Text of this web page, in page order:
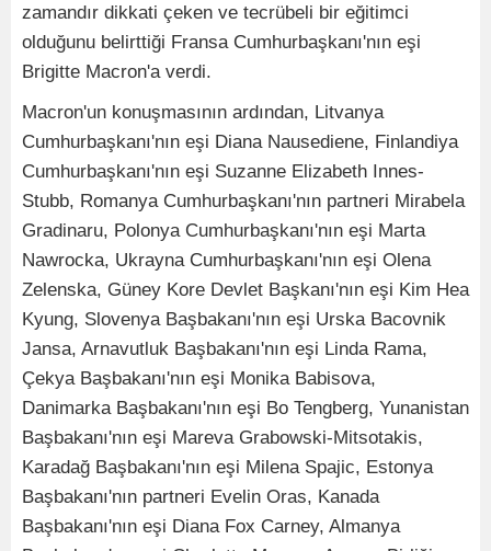
zamandır dikkati çeken ve tecrübeli bir eğitimci
olduğunu belirttiği Fransa Cumhurbaşkanı'nın eşi
Brigitte Macron'a verdi.
Macron'un konuşmasının ardından, Litvanya
Cumhurbaşkanı'nın eşi Diana Nausediene, Finlandiya
Cumhurbaşkanı'nın eşi Suzanne Elizabeth Innes-
Stubb, Romanya Cumhurbaşkanı'nın partneri Mirabela
Gradinaru, Polonya Cumhurbaşkanı'nın eşi Marta
Nawrocka, Ukrayna Cumhurbaşkanı'nın eşi Olena
Zelenska, Güney Kore Devlet Başkanı'nın eşi Kim Hea
Kyung, Slovenya Başbakanı'nın eşi Urska Bacovnik
Jansa, Arnavutluk Başbakanı'nın eşi Linda Rama,
Çekya Başbakanı'nın eşi Monika Babisova,
Danimarka Başbakanı'nın eşi Bo Tengberg, Yunanistan
Başbakanı'nın eşi Mareva Grabowski-Mitsotakis,
Karadağ Başbakanı'nın eşi Milena Spajic, Estonya
Başbakanı'nın partneri Evelin Oras, Kanada
Başbakanı'nın eşi Diana Fox Carney, Almanya